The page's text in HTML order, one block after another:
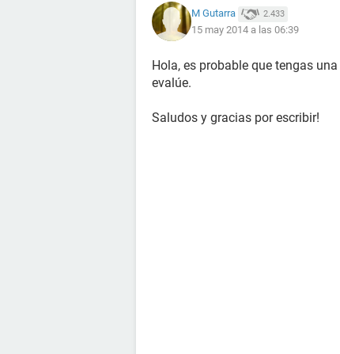
M Gutarra 2.433
15 may 2014 a las 06:39
Hola, es probable que tengas una
evalúe.
Saludos y gracias por escribir!